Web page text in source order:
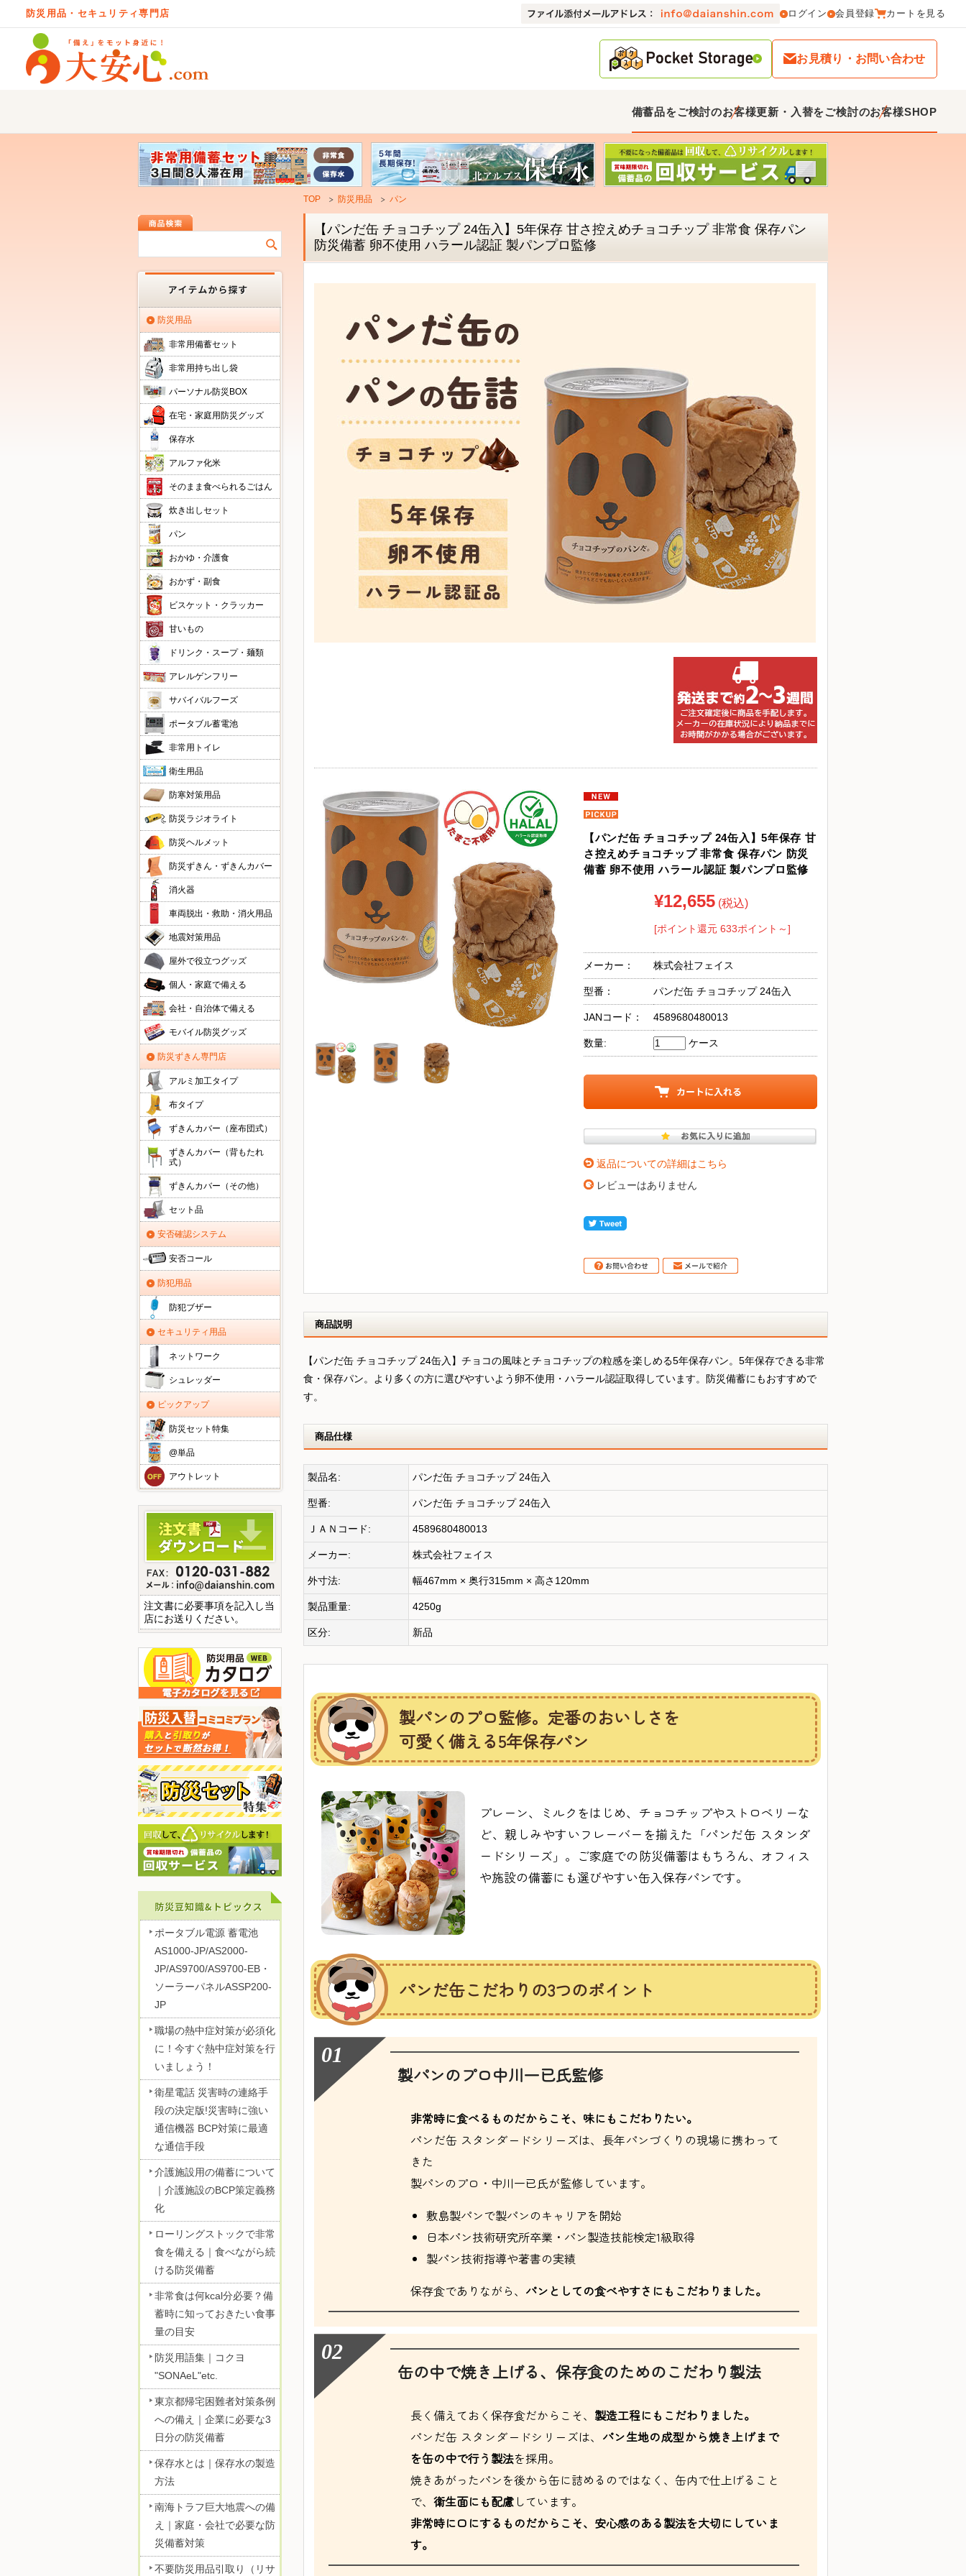
防災用品・セキュリティ専門店 ログイン 会員登録 カートを見る
お見積り・お問い合わせ
備蓄品をご検討のお客様更新・入替をご検討のお客様SHOP
TOP 防災用品 パン
【パンだ缶 チョコチップ 24缶入】5年保存 甘さ控えめチョコチップ 非常食 保存パン
防災備蓄 卵不使用 ハラール認証 製パンプロ監修
【パンだ缶 チョコチップ 24缶入】5年保存 甘
さ控えめチョコチップ 非常食 保存パン 防災
備蓄 卵不使用 ハラール認証 製パンプロ監修
¥12,655 (税込)
[ポイント還元 633ポイント～]
メーカー： 株式会社フェイス
型番： パンだ缶 チョコチップ 24缶入
JANコード： 4589680480013
数量: ケース
返品についての詳細はこちら
レビューはありません
商品説明
【パンだ缶 チョコチップ 24缶入】チョコの風味とチョコチップの粒感を楽しめる5年保存パン。5年保存できる非常
食・保存パン。より多くの方に選びやすいよう卵不使用・ハラール認証取得しています。防災備蓄にもおすすめで
す。
商品仕様
製品名: パンだ缶 チョコチップ 24缶入
型番: パンだ缶 チョコチップ 24缶入
ＪＡＮコード: 4589680480013
メーカー: 株式会社フェイス
外寸法: 幅467mm × 奥行315mm × 高さ120mm
製品重量: 4250g
区分: 新品
製パンのプロ監修。定番のおいしさを
可愛く備える5年保存パン
プレーン、ミルクをはじめ、チョコチップやストロベリーな
ど、親しみやすいフレーバーを揃えた「パンだ缶 スタンダ
ードシリーズ」。ご家庭での防災備蓄はもちろん、オフィス
や施設の備蓄にも選びやすい缶入保存パンです。
パンだ缶こだわりの3つのポイント
製パンのプロ中川一已氏監修
非常時に食べるものだからこそ、味にもこだわりたい。
パンだ缶 スタンダードシリーズは、長年パンづくりの現場に携わって
きた
製パンのプロ・中川一已氏が監修しています。
敷島製パンで製パンのキャリアを開始
日本パン技術研究所卒業・パン製造技能検定1級取得
製パン技術指導や著書の実績
保存食でありながら、 パンとしての食べやすさにもこだわりました。
缶の中で焼き上げる、保存食のためのこだわり製法
長く備えておく保存食だからこそ、 製造工程にもこだわりました。
パンだ缶 スタンダードシリーズは、 パン生地の成型から焼き上げまで
を缶の中で行う製法を採用。
焼きあがったパンを後から缶に詰めるのではなく、缶内で仕上げること
で、 衛生面にも配慮しています。
非常時に口にするものだからこそ、安心感のある製法を大切にしていま
す。
防災用品
非常用備蓄セット
非常用持ち出し袋
パーソナル防災BOX
在宅・家庭用防災グッズ
保存水
アルファ化米
そのまま食べられるごはん
炊き出しセット
パン
おかゆ・介護食
おかず・副食
ビスケット・クラッカー
甘いもの
ドリンク・スープ・麺類
アレルゲンフリー
サバイバルフーズ
ポータブル蓄電池
非常用トイレ
衛生用品
防寒対策用品
防災ラジオライト
防災ヘルメット
防災ずきん・ずきんカバー
消火器
車両脱出・救助・消火用品
地震対策用品
屋外で役立つグッズ
個人・家庭で備える
会社・自治体で備える
モバイル防災グッズ
防災ずきん専門店
アルミ加工タイプ
布タイプ
ずきんカバー（座布団式）
ずきんカバー（背もたれ
式）
ずきんカバー（その他）
セット品
安否確認システム
安否コール
防犯用品
防犯ブザー
セキュリティ用品
ネットワーク
シュレッダー
ピックアップ
防災セット特集
@単品
アウトレット
注文書に必要事項を記入し当
店にお送りください。
ポータブル電源 蓄電池
AS1000-JP/AS2000-
JP/AS9700/AS9700-EB・
ソーラーパネルASSP200-
JP
職場の熱中症対策が必須化
に！今すぐ熱中症対策を行
いましょう！
衛星電話 災害時の連絡手
段の決定版!災害時に強い
通信機器 BCP対策に最適
な通信手段
介護施設用の備蓄について
｜介護施設のBCP策定義務
化
ローリングストックで非常
食を備える｜食べながら続
ける防災備蓄
非常食は何kcal分必要？備
蓄時に知っておきたい食事
量の目安
防災用語集｜コクヨ
"SONAeL"etc.
東京都帰宅困難者対策条例
への備え｜企業に必要な3
日分の防災備蓄
保存水とは｜保存水の製造
方法
南海トラフ巨大地震への備
え｜家庭・会社で必要な防
災備蓄対策
不要防災用品引取り（リサ